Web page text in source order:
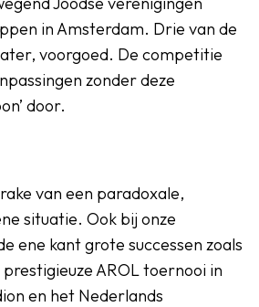
in Amsterdam. Drie van de
voorgoed. De competitie
zonder deze
door.
van een paradoxale,
situatie. Ook bij onze
ene kant grote successen zoals
e AROL toernooi in
en het Nederlands